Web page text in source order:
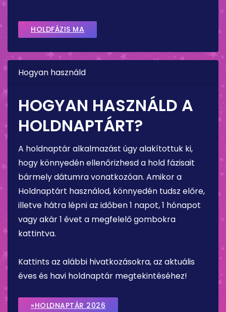
HOLDFÁZIS MA
Hogyan használd
HOGYAN HASZNÁLD A
HOLDNAPTÁRT?
A holdnaptár alkalmazást úgy alakítottuk ki,
hogy könnyedén ellenőrizhesd a hold fázisait
bármely dátumra vonatkozóan. Amikor a
Holdnaptárt használod, könnyedén tudsz előre,
illetve hátra lépni az időben 1 napot, 1 hónapot
vagy akár 1 évet a megfelelő gombokra
kattintva.
Kattints az alábbi hivatkozásokra, az aktuális
éves és havi holdnaptár megtekintéséhez!
»HOLDNAPTÁR 2026